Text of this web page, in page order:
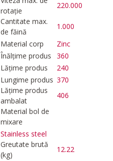
rotație
220.000
Cantitate max.
de făină
1.000
Material corp
Zinc
Înălțime produs
360
Lățime produs
240
Lungime produs 370
Lățime produs
ambalat
406
Material bol de
mixare
Stainless steel
Greutate brută
(kg)
12.22